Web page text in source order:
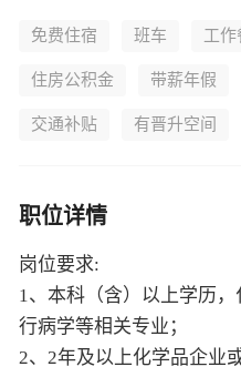
免费住宿 班车 工作
住房公积金 带薪年假
交通补贴 有晋升空间
职位详情
岗位要求:
1、本科（含）以上学历
行病学等相关专业；
2、2年及以上化学品企业